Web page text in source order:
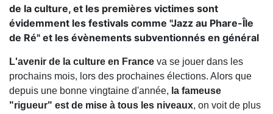
de la culture, et les premières victimes sont
évidemment les festivals comme "Jazz au Phare-Île
de Ré" et les évènements subventionnés en général
L'avenir de la culture en France va se jouer dans les
prochains mois, lors des prochaines élections. Alors que
depuis une bonne vingtaine d'année, la fameuse
"rigueur" est de mise à tous les niveaux, on voit de plus